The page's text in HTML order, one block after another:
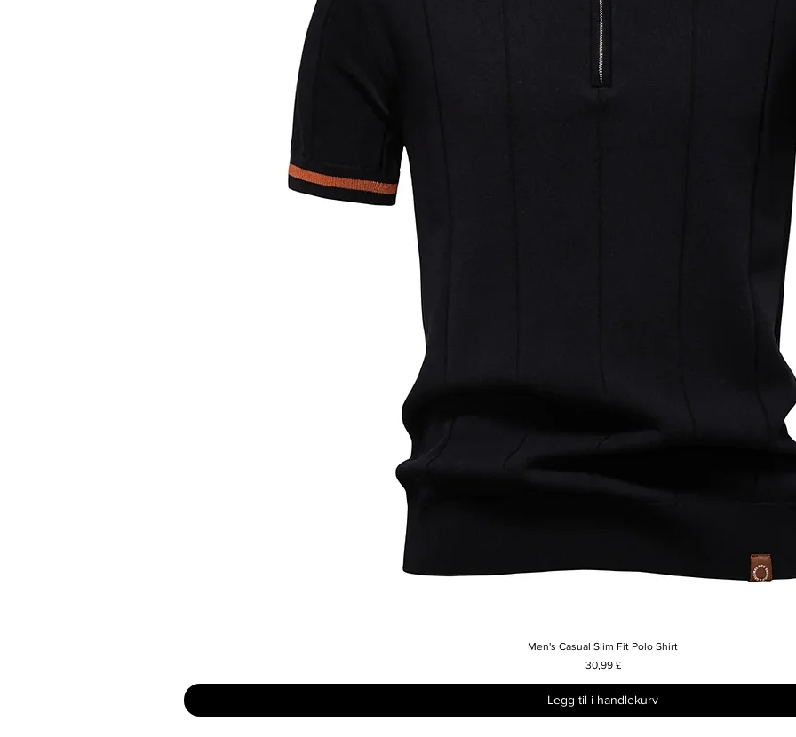
Hurtigvisning
Men's Casual Slim Fit Polo Shirt
Pris
30,99 £
Legg til i handlekurv